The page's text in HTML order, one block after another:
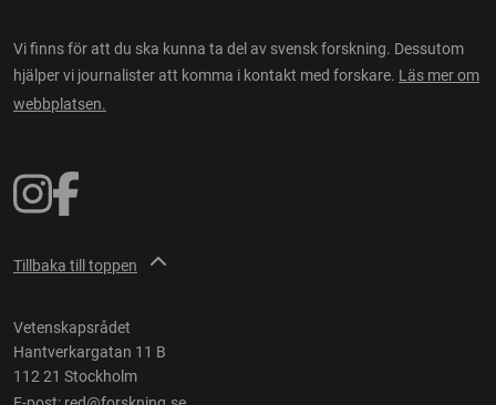
Vi finns för att du ska kunna ta del av svensk forskning. Dessutom
hjälper vi journalister att komma i kontakt med forskare. Läs mer om
webbplatsen.
Tillbaka till toppen
Vetenskapsrådet
Hantverkargatan 11 B
112 21 Stockholm